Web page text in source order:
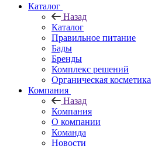
Каталог
Назад
Каталог
Правильное питание
Бады
Бренды
Комплекс решений
Органическая косметика
Компания
Назад
Компания
О компании
Команда
Новости